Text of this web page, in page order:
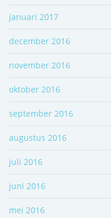
januari 2017
december 2016
november 2016
oktober 2016
september 2016
augustus 2016
juli 2016
juni 2016
mei 2016